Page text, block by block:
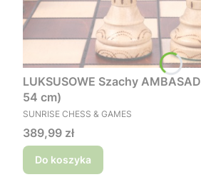
LUKSUSOWE Szachy AMBASADOR - duże (54 x
54 cm)
PRODUCENT
SUNRISE CHESS & GAMES
Cena
389,99 zł
Do koszyka